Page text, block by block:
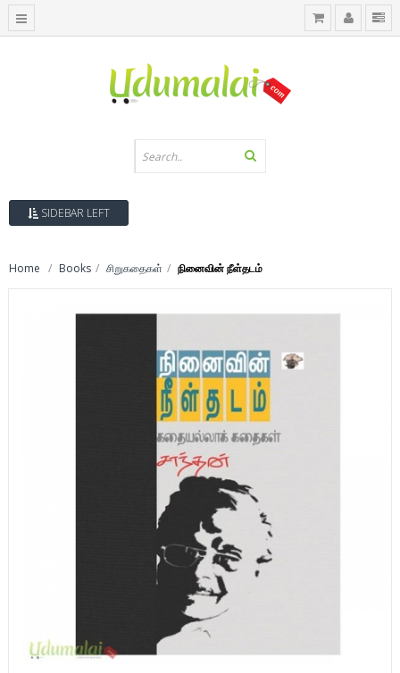
SIDEBAR LEFT
Home Books சிறுகதைகள் நினைவின் நீள்தடம்